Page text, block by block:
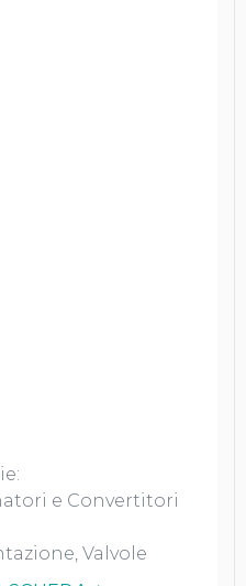
e Convertitori
Valvole